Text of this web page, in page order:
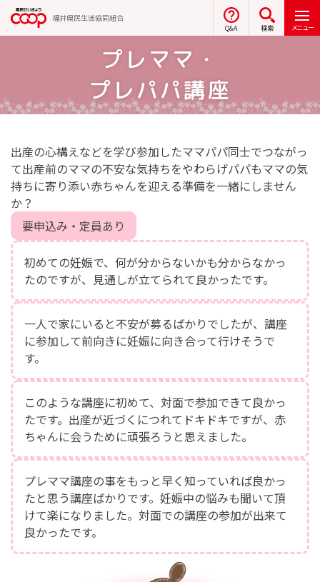
福井県民生活協同組合
Q&A 検索 メニュー
プレママ・
プレパパ講座
出産の心構えなどを学び参加したママパパ同士でつながっ
て出産前のママの不安な気持ちをやわらげパパもママの気
持ちに寄り添い赤ちゃんを迎える準備を一緒にしません
か？
要申込み・定員あり
初めての妊娠で、何が分からないかも分からなかっ
たのですが、見通しが立てられて良かったです。
一人で家にいると不安が募るばかりでしたが、講座
に参加して前向きに妊娠に向き合って行けそうで
す。
このような講座に初めて、対面で参加できて良かっ
たです。出産が近づくにつれてドキドキですが、赤
ちゃんに会うために頑張ろうと思えました。
プレママ講座の事をもっと早く知っていれば良かっ
たと思う講座ばかりです。妊娠中の悩みも聞いて頂
けて楽になりました。対面での講座の参加が出来て
良かったです。